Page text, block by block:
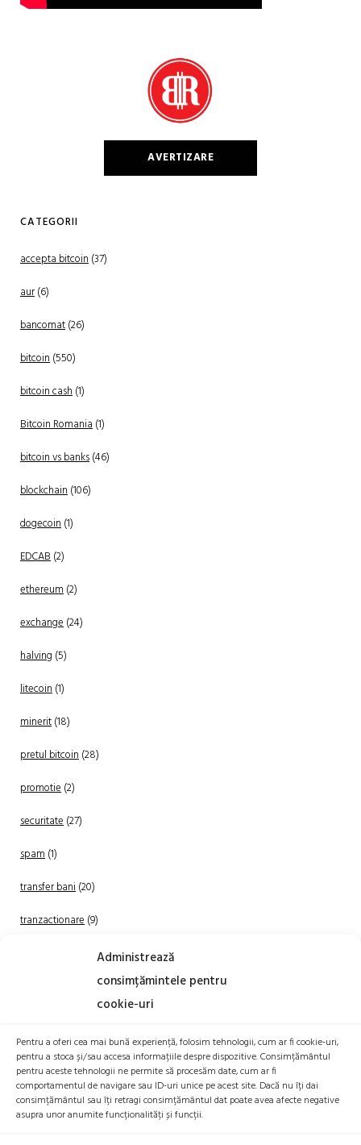
Administrează
consimțămintele pentru
cookie-uri
Pentru a oferi cea mai bună experiență, folosim tehnologii, cum ar fi cookie-uri,
pentru a stoca și/sau accesa informațiile despre dispozitive. Consimțământul
pentru aceste tehnologii ne permite să procesăm date, cum ar fi
comportamentul de navigare sau ID-uri unice pe acest site. Dacă nu îți dai
consimțământul sau îți retragi consimțământul dat poate avea afecte negative
asupra unor anumite funcționalități și funcții.
AVERTIZARE
CATEGORII
accepta bitcoin(37)
aur(6)
bancomat(26)
bitcoin(550)
bitcoin cash(1)
Bitcoin Romania(1)
bitcoin vs banks(46)
blockchain(106)
dogecoin(1)
EDCAB(2)
ethereum(2)
exchange(24)
halving (5)
litecoin(1)
minerit(18)
pretul bitcoin(28)
promotie(2)
securitate(27)
spam(1)
transfer bani(20)
tranzactionare(9)
(20)
TRANZACTIONEAZA